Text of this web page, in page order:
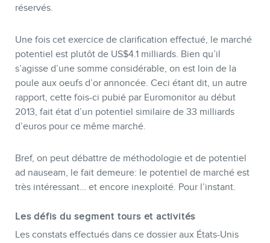
INFOLETTRE
réservés.
Une fois cet exercice de clarification effectué, le marché
potentiel est plutôt de US$4.1 milliards. Bien qu’il
s’agisse d’une somme considérable, on est loin de la
poule aux oeufs d’or annoncée. Ceci étant dit, un autre
rapport, cette fois-ci pubié par Euromonitor au début
2013, fait état d’un potentiel similaire de 33 milliards
d’euros pour ce même marché.
Bref, on peut débattre de méthodologie et de potentiel
ad nauseam, le fait demeure: le potentiel de marché est
très intéressant… et encore inexploité. Pour l’instant.
Les défis du segment tours et activités
Les constats effectués dans ce dossier aux États-Unis